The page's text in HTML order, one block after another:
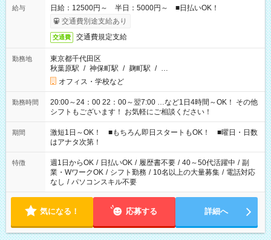
給与
日給：12500円～ 半日：5000円～ ■日払いOK！
交通費別途支給あり
交通費 交通費規定支給
勤務地
東京都千代田区
秋葉原駅 / 神保町駅 / 麹町駅 / …
オフィス・学校など
勤務時間
20:00～24：00 22：00～翌7:00 …など1日4時間～OK！ その他
シフトもございます！ お気軽にご相談ください！
期間
激短1日～OK！ ■もちろん即日スタートもOK！ ■曜日・日数
はアナタ次第！
特徴 週1日からOK / 日払いOK / 履歴書不要 / 40～50代活躍中 / 副
業・WワークOK / シフト勤務 / 10名以上の大量募集 / 電話対応
なし / パソコンスキル不要
気になる！ 応募する 詳細へ